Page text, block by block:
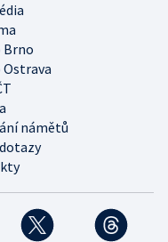
Brno
námětů